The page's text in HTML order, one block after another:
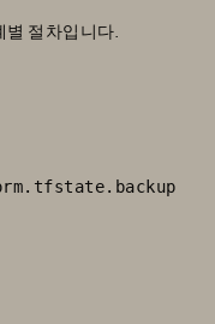
별 절차입니다.